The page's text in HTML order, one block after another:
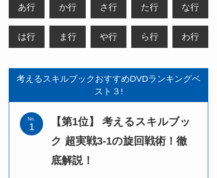
あ行 か行 さ行 た行 な行
は行 ま行 や行 ら行 わ行
考えるスキルブックおすすめDVDランキングベ
スト３!
No.
【第1位】 考えるスキルブッ
ク 超実戦3-1の旋回戦術！徹
底解説！